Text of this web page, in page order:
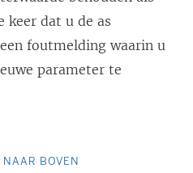
keer dat u de as
foutmelding waarin u
parameter te
NAAR BOVEN